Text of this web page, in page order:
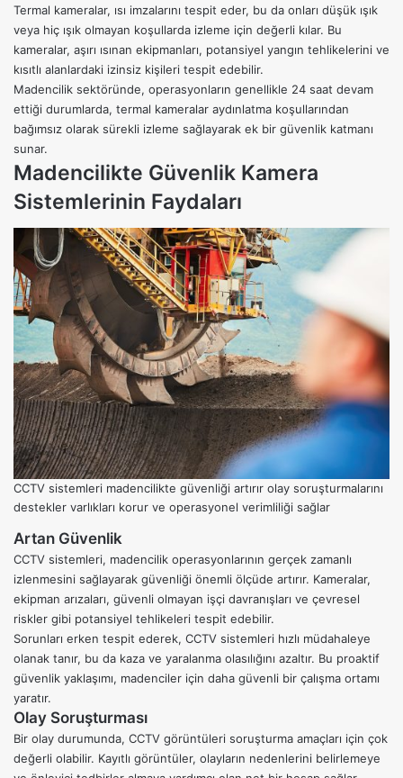
Termal kameralar, ısı imzalarını tespit eder, bu da onları düşük ışık
veya hiç ışık olmayan koşullarda izleme için değerli kılar. Bu
kameralar, aşırı ısınan ekipmanları, potansiyel yangın tehlikelerini ve
kısıtlı alanlardaki izinsiz kişileri tespit edebilir.
Madencilik sektöründe, operasyonların genellikle 24 saat devam
ettiği durumlarda, termal kameralar aydınlatma koşullarından
bağımsız olarak sürekli izleme sağlayarak ek bir güvenlik katmanı
sunar.
Madencilikte Güvenlik Kamera
Sistemlerinin Faydaları
CCTV sistemleri madencilikte güvenliği artırır olay soruşturmalarını
destekler varlıkları korur ve operasyonel verimliliği sağlar
Artan Güvenlik
CCTV sistemleri, madencilik operasyonlarının gerçek zamanlı
izlenmesini sağlayarak güvenliği önemli ölçüde artırır. Kameralar,
ekipman arızaları, güvenli olmayan işçi davranışları ve çevresel
riskler gibi potansiyel tehlikeleri tespit edebilir.
Sorunları erken tespit ederek, CCTV sistemleri hızlı müdahaleye
olanak tanır, bu da kaza ve yaralanma olasılığını azaltır. Bu proaktif
güvenlik yaklaşımı, madenciler için daha güvenli bir çalışma ortamı
yaratır.
Olay Soruşturması
Bir olay durumunda, CCTV görüntüleri soruşturma amaçları için çok
değerli olabilir. Kayıtlı görüntüler, olayların nedenlerini belirlemeye